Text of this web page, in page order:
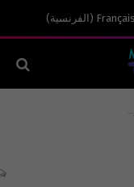
Français
( الفرنسية)